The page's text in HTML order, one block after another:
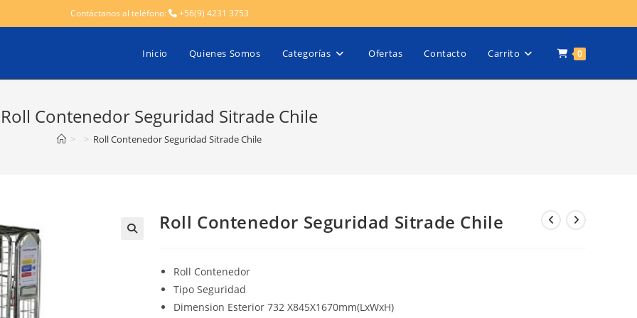
Contáctanos al teléfono: +56(9) 4231 3753
Inicio Quienes Somos Categorías Ofertas Contacto Carrito 0
Roll Contenedor Seguridad Sitrade Chile
> > Roll Contenedor Seguridad Sitrade Chile
Roll Contenedor Seguridad Sitrade Chile
Roll Contenedor
Tipo Seguridad
Dimension Esterior 732 X845X1670mm(LxWxH)